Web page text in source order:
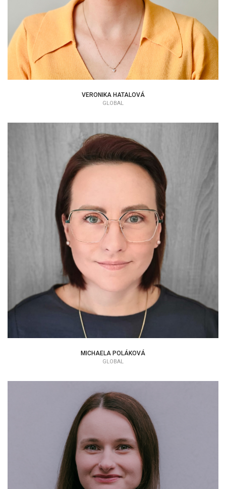
VERONIKA HATALOVÁ
GLOBAL
EAP KONZULTANT
MICHAELA POLÁKOVÁ
GLOBAL
KATARÍNA HAČKULIČOVÁ
EAP KONZULTANT